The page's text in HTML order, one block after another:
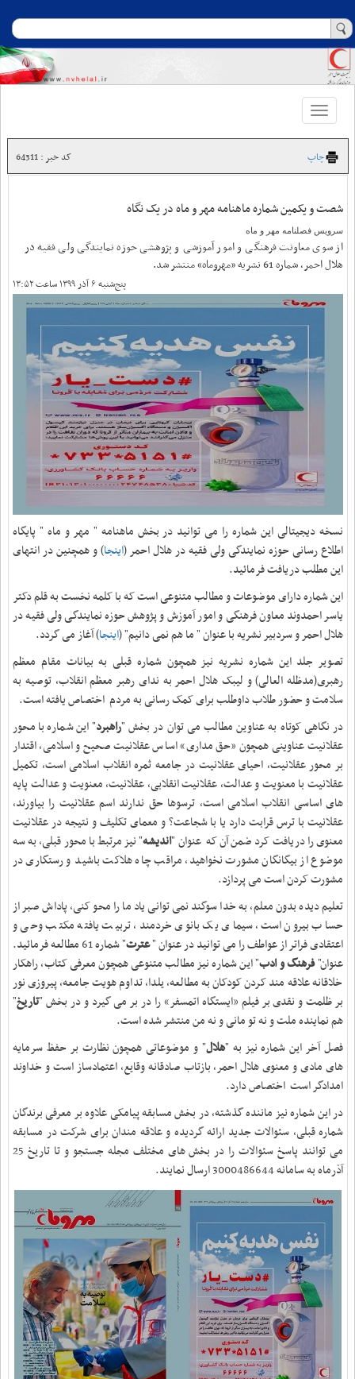
Toggle
navigation
چاپ کد خبر : 64311
شصت و یکمین شماره ماهنامه مهر و ماه در یک نگاه
سرویس فصلنامه مهر و ماه
از سوی معاونت فرهنگی و امور آموزشی و پژوهشی حوزه نمایندگی ولی فقیه در
هلال احمر، شماره 61 نشریه «مهروماه» منتشر شد.
پنج‌شنبه ۶ آذر ۱۳۹۹ ساعت ۱۳:۵۲
نسخه دیجیتالی این شماره را می توانید در بخش ماهنامه " مهر و ماه " پایگاه
اطلاع رسانی حوزه نمایندگی ولی فقیه در هلال احمر (اینجا) و همچنین در انتهای
این مطلب دریافت فرمائید.
این شماره دارای موضوعات و مطالب متنوعی است که با کلمه نخست به قلم دکتر
یاسر احمدوند معاون فرهنگی و امور آموزش و پژوهش حوزه نمایندگی ولی فقیه در
هلال احمر و سردبیر نشریه با عنوان " ما هم نمی دانیم" (اینجا) آغاز می گردد.
تصویر جلد این شماره نشریه نیز همچون شماره قبلی به بیانات مقام معظم
رهبری(مدظله العالی) و لیبک هلال احمر به ندای رهبر معظم انقلاب، توصیه به
سلامت و حضور طلاب داوطلب برای کمک رسانی به مردم اختصاص یافته است.
در نگاهی کوتاه به عناوین مطالب می توان در بخش "راهبرد" این شماره با محور
عقلانیت عناوینی همچون »حق مداری» اساس عقلانیت صحیح و اسلامی، اقتدار
بر محور عقلانیت، احیای عقلانیت در جامعه ثمره انقلاب اسلامی است، تکمیل
عقلانیت با معنویت و عدالت، عقلانیت انقلابی، عقلانیت، معنویت و عدالت پایه
های اساسی انقلاب اسلامی است، ترسوها حق ندارند اسم عقلانیت را بیاورند،
عقلانیت با ترس قرابت دارد یا با شجاعت؟ و معمای تکلیف و نتیجه در عقلانیت
معنوی را دریافت کرد ضمن آن که عنوان "اندیشه" نیز مرتبط با محور قبلی، به سه
موضوع از بیگانگان مشورت نخواهید، مراقب چاه هلاکت باشید و رستگاری در
مشورت کردن است می پردازد.
تعلیم دیده بدون معلم، به خدا سوگند نمی توانی یاد ما را محو کنی، پاداش صبر از
حساب بیرون است، سیمای یک بانوی خردمند، تربیت یافته مکتب وحی و
اعتقادی فراتر از عواطف را می توانید در عنوان "عترت" شماره 61 مطالعه فرمائید.
عنوان"فرهنگ و ادب" این شماره نیز مطالب متنوعی همچون معرفی کتاب، راهکار
خلاقانه علاقه مند کردن کودکان به مطالعه، یلدا، تداوم هویت جامعه، پیروزی نور
بر ظلمت و نقدی بر فیلم «ایستگاه اتمسفر«را در بر می گیرد و در بخش "تاریخ"
هم نماینده ملت و نه تو مانی و نه من منتشر شده است.
فصل آخر این شماره نیز به "هلال" و موضوعاتی همچون نظارت بر حفظ سرمایه
های مادی و معنوی هلال احمر، بازتاب صادقانه وقایع، اعتمادساز است و خداوند
امدادگر است اختصاص دارد.
در این شماره نیز ماننده گذشته، در بخش مسابقه پیامکی علاوه بر معرفی برندگان
شماره قبلی، سئوالات جدید ارائه گردیده و علاقه مندان برای شرکت در مسابقه
می توانند پاسخ سئوالات را در بخش های مختلف مجله جستجو و تا تاریخ 25
آذرماه به سامانه 3000486644 ارسال نمایند.